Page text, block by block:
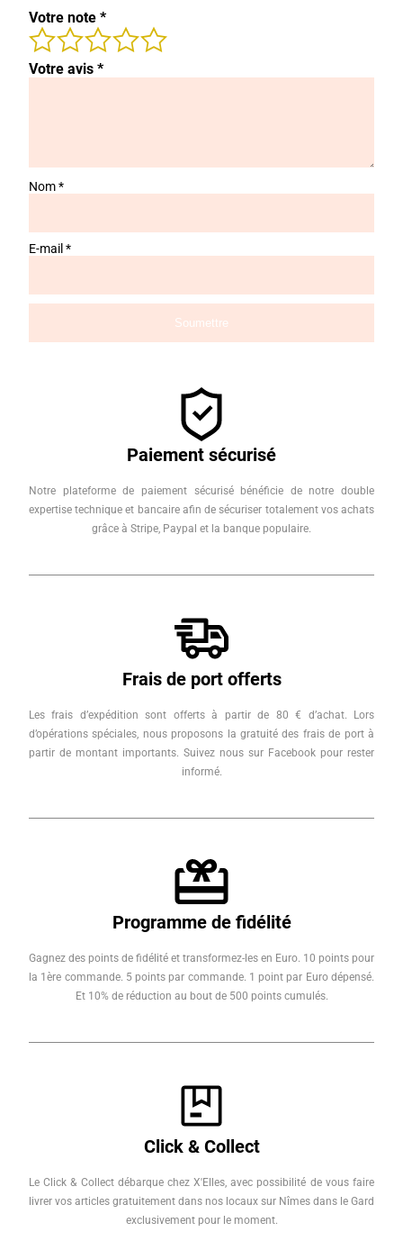
Votre note *
Votre avis *
Nom*
E-mail *
Paiement sécurisé
Notre plateforme de paiement sécurisé bénéficie de notre double
expertise technique et bancaire afin de sécuriser totalement vos achats
grâce à Stripe, Paypal et la banque populaire.
Frais de port offerts
Les frais d’expédition sont offerts à partir de 80 € d’achat. Lors
d’opérations spéciales, nous proposons la gratuité des frais de port à
partir de montant importants. Suivez nous sur Facebook pour rester
informé.
Programme de fidélité
Gagnez des points de fidélité et transformez-les en Euro. 10 points pour
la 1ère commande. 5 points par commande. 1 point par Euro dépensé.
Et 10% de réduction au bout de 500 points cumulés.
Click & Collect
Le Click & Collect débarque chez X'Elles, avec possibilité de vous faire
livrer vos articles gratuitement dans nos locaux sur Nîmes dans le Gard
exclusivement pour le moment.